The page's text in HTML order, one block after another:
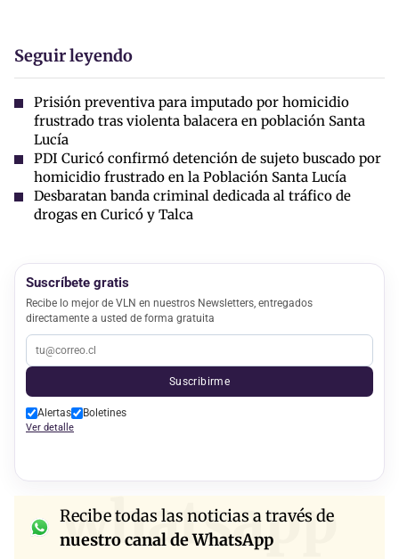
Seguir leyendo
Prisión preventiva para imputado por homicidio
frustrado tras violenta balacera en población Santa
Lucía
PDI Curicó confirmó detención de sujeto buscado por
homicidio frustrado en la Población Santa Lucía
Desbaratan banda criminal dedicada al tráfico de
drogas en Curicó y Talca
Suscríbete gratis
Recibe lo mejor de VLN en nuestros Newsletters, entregados
directamente a usted de forma gratuita
Suscribirme
Alertas Boletines
Ver detalle
whatsapp
Recibe todas las noticias a través de
nuestro canal de WhatsApp